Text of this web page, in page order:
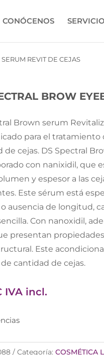
CONÓCENOS
REVIT DE CEJAS
BROW
Brown serum
para el
de cejas. DS Spectral
con nanixidil, que
y espesor a las
Este sérum está
ausencia de longitud,
Con nanoxidil,
presentan
Este
cantidad de cejas.
IVA incl.
Categoría:COSMÉTICA